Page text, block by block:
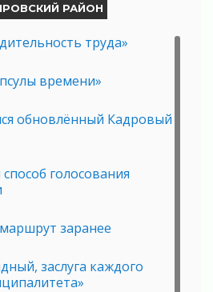
РАЙОН
труда»
времени»
обновлённый Кадровый
голосования
заранее
заслуга каждого